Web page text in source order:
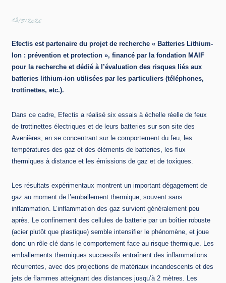
18/5/2026
Efectis est partenaire du projet de recherche « Batteries Lithium-
Ion : prévention et protection », financé par la fondation MAIF
pour la recherche et dédié à l’évaluation des risques liés aux
batteries lithium-ion utilisées par les particuliers (téléphones,
trottinettes, etc.).
Dans ce cadre, Efectis a réalisé six essais à échelle réelle de feux
de trottinettes électriques et de leurs batteries sur son site des
Avenières, en se concentrant sur le comportement du feu, les
températures des gaz et des éléments de batteries, les flux
thermiques à distance et les émissions de gaz et de toxiques.
Les résultats expérimentaux montrent un important dégagement de
gaz au moment de l’emballement thermique, souvent sans
inflammation. L’inflammation des gaz survient généralement peu
après. Le confinement des cellules de batterie par un boîtier robuste
(acier plutôt que plastique) semble intensifier le phénomène, et joue
donc un rôle clé dans le comportement face au risque thermique. Les
emballements thermiques successifs entraînent des inflammations
récurrentes, avec des projections de matériaux incandescents et des
jets de flammes atteignant des distances jusqu’à 2 mètres. Les